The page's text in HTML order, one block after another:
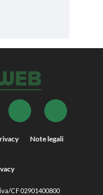
Note legali
CF 02901400800